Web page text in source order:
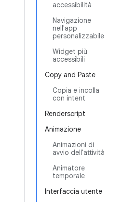
accessibilità
Navigazione
nell'app
personalizzabile
Widget più
accessibili
Copy and Paste
Copia e incolla
con intent
Renderscript
Animazione
Animazioni di
avvio dell'attività
Animatore
temporale
Interfaccia utente